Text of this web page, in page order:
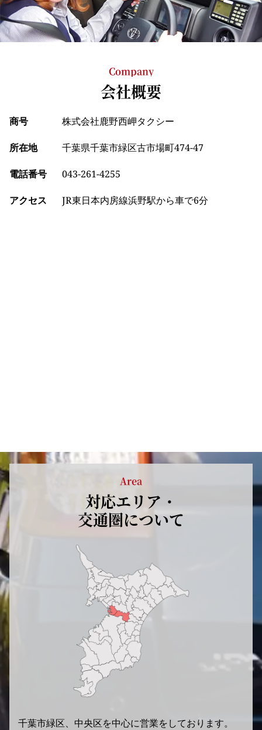
Company
会社概要
商号 株式会社鹿野西岬タクシー
所在地 千葉県千葉市緑区古市場町474-47
電話番号 043-261-4255
アクセス JR東日本内房線浜野駅から車で6分
Area
対応エリア・
交通圏について
千葉市緑区、中央区を中心に営業をしております。